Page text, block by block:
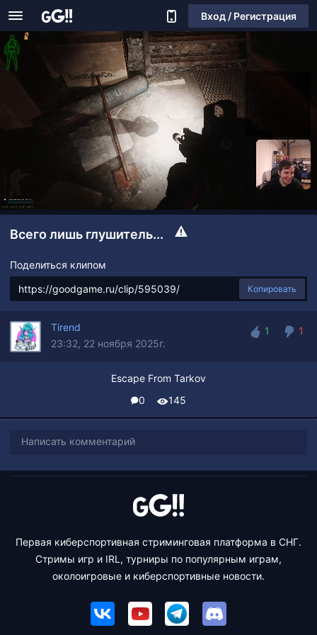
Вход / Регистрация
Всего лишь глушитель...
Поделиться клипом
Копировать
Tirend
23:32, 22 ноября 2025г.
1
1
Escape From Tarkov
0
145
Написать комментарий
Первая киберспортивная стриминговая платформа в СНГ.
Стримы игр и IRL, турниры по популярным играм,
околоигровые и киберспортивные новости.